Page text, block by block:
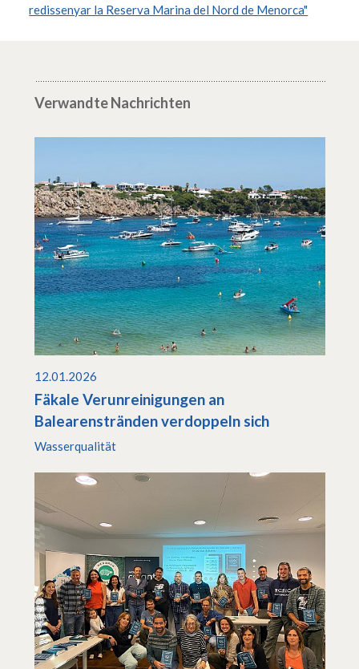
redissenyar la Reserva Marina del Nord de Menorca"
Verwandte Nachrichten
12.01.2026
Fäkale Verunreinigungen an
Balearenstränden verdoppeln sich
Wasserqualität